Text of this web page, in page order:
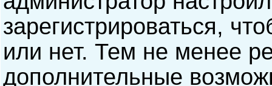
зарегистрироваться,
или нет. Тем не менее
дополнительные